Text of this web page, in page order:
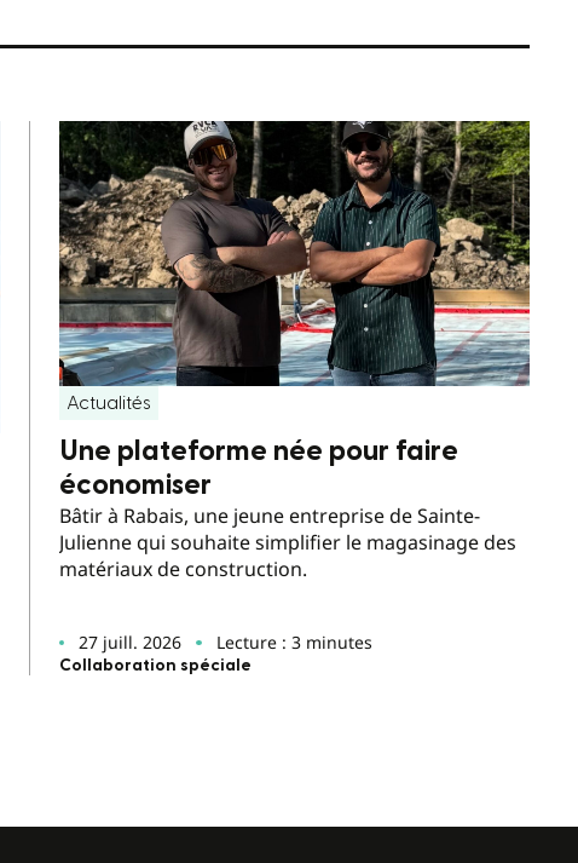
Actualités
Une plateforme née pour faire
économiser
Bâtir à Rabais, une jeune entreprise de Sainte-
Julienne qui souhaite simplifier le magasinage des
matériaux de construction.
27 juill. 2026 Lecture : 3 minutes
Collaboration spéciale